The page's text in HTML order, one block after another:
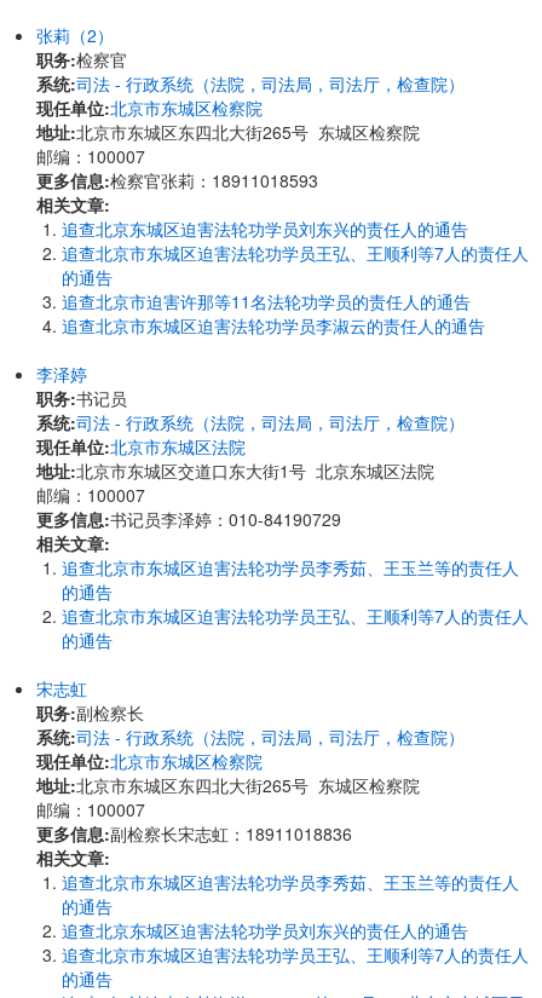
张莉（2）
职务:检察官
系统:司法 - 行政系统（法院，司法局，司法厅，检查院）
现任单位:北京市东城区检察院
地址:北京市东城区东四北大街265号 东城区检察院
邮编：100007
更多信息:检察官张莉：18911018593
相关文章:
追查北京东城区迫害法轮功学员刘东兴的责任人的通告
追查北京市东城区迫害法轮功学员王弘、王顺利等7人的责任人
的通告
追查北京市迫害许那等11名法轮功学员的责任人的通告
追查北京市东城区迫害法轮功学员李淑云的责任人的通告
李泽婷
职务:书记员
系统:司法 - 行政系统（法院，司法局，司法厅，检查院）
现任单位:北京市东城区法院
地址:北京市东城区交道口东大街1号 北京东城区法院
邮编：100007
更多信息:书记员李泽婷：010-84190729
相关文章:
追查北京市东城区迫害法轮功学员李秀茹、王玉兰等的责任人
的通告
追查北京市东城区迫害法轮功学员王弘、王顺利等7人的责任人
的通告
宋志虹
职务:副检察长
系统:司法 - 行政系统（法院，司法局，司法厅，检查院）
现任单位:北京市东城区检察院
地址:北京市东城区东四北大街265号 东城区检察院
邮编：100007
更多信息:副检察长宋志虹：18911018836
相关文章:
追查北京市东城区迫害法轮功学员李秀茹、王玉兰等的责任人
的通告
追查北京东城区迫害法轮功学员刘东兴的责任人的通告
追查北京市东城区迫害法轮功学员王弘、王顺利等7人的责任人
的通告